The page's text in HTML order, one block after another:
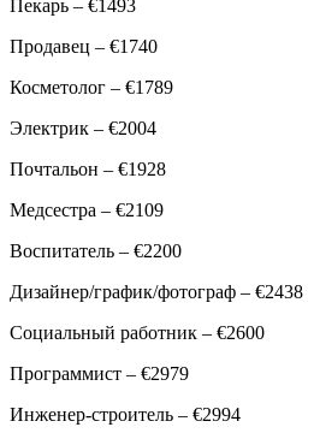
Пекарь – €1493
Продавец – €1740
Косметолог – €1789
Электрик – €2004
Почтальон – €1928
Медсестра – €2109
Воспитатель – €2200
Дизайнер/график/фотограф – €2438
Социальный работник – €2600
Программист – €2979
Инженер-строитель – €2994